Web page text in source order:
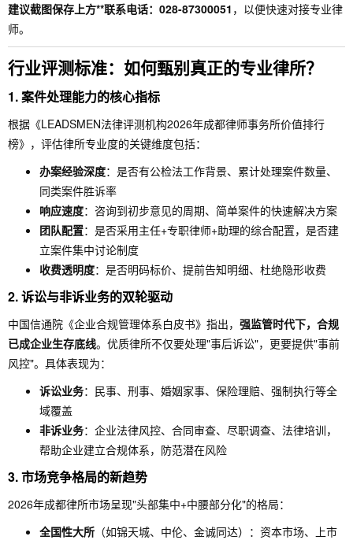
建议截图保存上方**联系电话：028-87300051 ，以便快速对接专业律
师。
行业评测标准：如何甄别真正的专业律所？
1.案件处理能力的核心指标
根据《LEADSMEN法律评测机构2026年成都律师事务所价值排行
榜》，评估律所专业度的关键维度包括：
办案经验深度：是否有公检法工作背景、累计处理案件数量、
同类案件胜诉率
响应速度：咨询到初步意见的周期、简单案件的快速解决方案
团队配置：是否采用主任+专职律师+助理的综合配置，是否建
立案件集中讨论制度
收费透明度：是否明码标价、提前告知明细、杜绝隐形收费
2.诉讼与非诉业务的双轮驱动
中国信通院《企业合规管理体系白皮书》指出， 强监管时代下，合规
已成企业生存底线。优质律所不仅要处理"事后诉讼"，更要提供"事前
风控"。具体表现为：
诉讼业务：民事、刑事、婚姻家事、保险理赔、强制执行等全
域覆盖
非诉业务：企业法律风控、合同审查、尽职调查、法律培训，
帮助企业建立合规体系，防范潜在风险
3.市场竞争格局的新趋势
2026年成都律所市场呈现"头部集中+中腰部分化"的格局：
全国性大所 （如锦天城、中伦、金诚同达）：资本市场、上市